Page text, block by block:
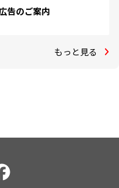
告のご案内
もっと見る